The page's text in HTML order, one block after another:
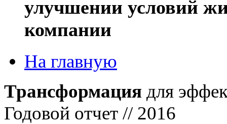
улучшении условий
компании
На главную
Трансформация для
Годовой отчет // 2016